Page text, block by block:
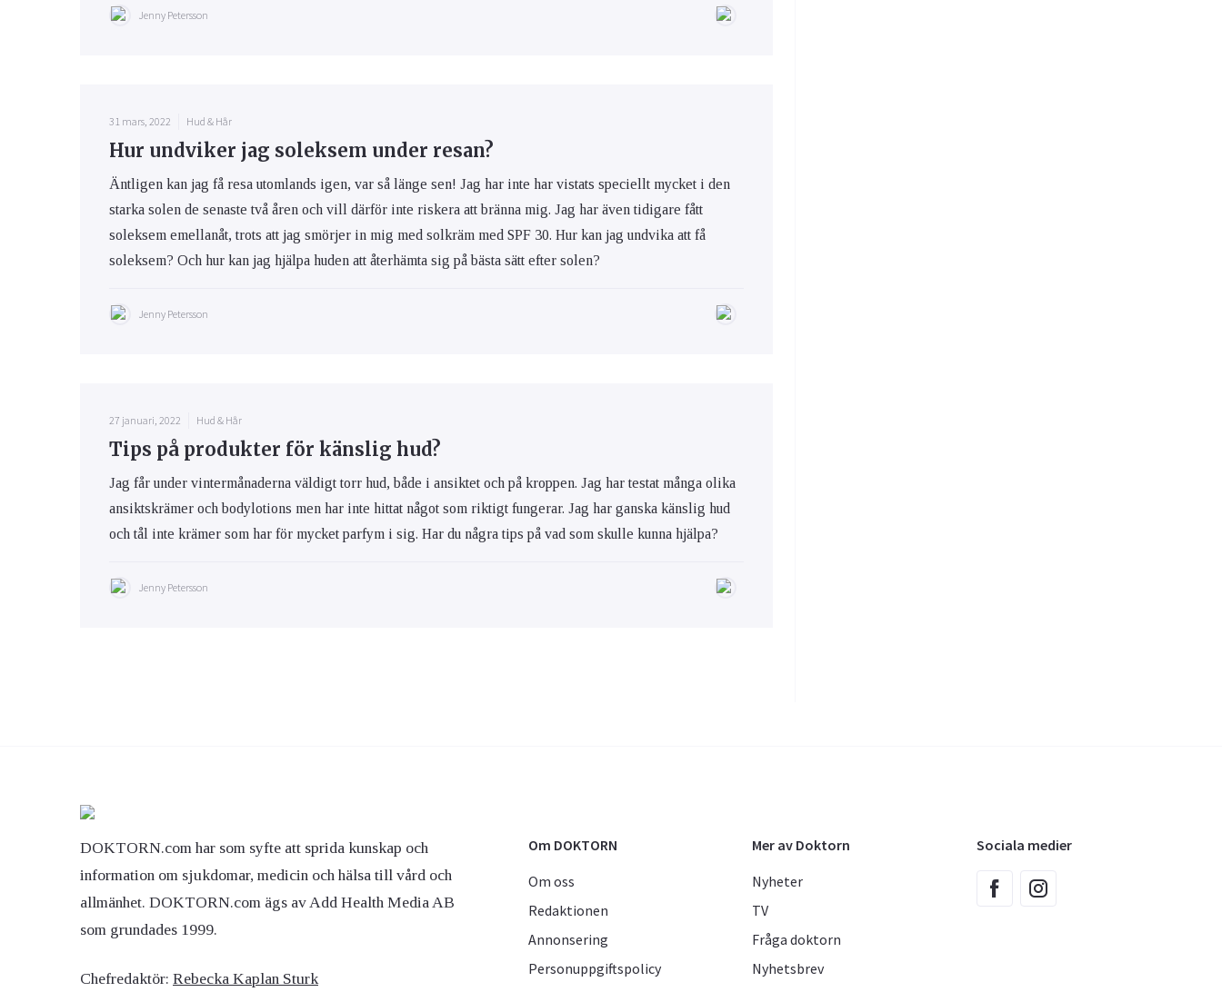
Jenny Petersson
31 mars, 2022 Hud & Hår
Hur undviker jag soleksem under resan?
Äntligen kan jag få resa utomlands igen, var så länge sen! Jag har inte har vistats speciellt mycket i den
starka solen de senaste två åren och vill därför inte riskera att bränna mig. Jag har även tidigare fått
soleksem emellanåt, trots att jag smörjer in mig med solkräm med SPF 30. Hur kan jag undvika att få
soleksem? Och hur kan jag hjälpa huden att återhämta sig på bästa sätt efter solen?
Jenny Petersson
27 januari, 2022 Hud & Hår
Tips på produkter för känslig hud?
Jag får under vintermånaderna väldigt torr hud, både i ansiktet och på kroppen. Jag har testat många olika
ansiktskrämer och bodylotions men har inte hittat något som riktigt fungerar. Jag har ganska känslig hud
och tål inte krämer som har för mycket parfym i sig. Har du några tips på vad som skulle kunna hjälpa?
Jenny Petersson
DOKTORN.com har som syfte att sprida kunskap och
information om sjukdomar, medicin och hälsa till vård och
allmänhet. DOKTORN.com ägs av Add Health Media AB
som grundades 1999.
Chefredaktör: Rebecka Kaplan Sturk
Om DOKTORN
Om oss
Redaktionen
Annonsering
Personuppgiftspolicy
Mer av Doktorn
Nyheter
TV
Fråga doktorn
Nyhetsbrev
Sociala medier